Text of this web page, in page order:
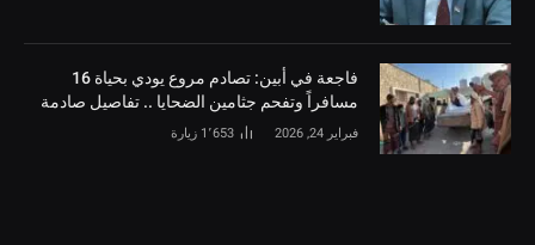
فاجعة في أبين: تصادم مروع يودي بحياة 16
مسافراً وتفحم جثامين الضحايا .. تفاصيل صادمة
فبراير 24, 2026 1٬653 زيارة